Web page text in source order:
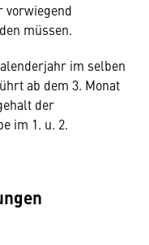
vorwiegend
müssen.
im selben
ab dem 3. Monat
der
im 1. u. 2.